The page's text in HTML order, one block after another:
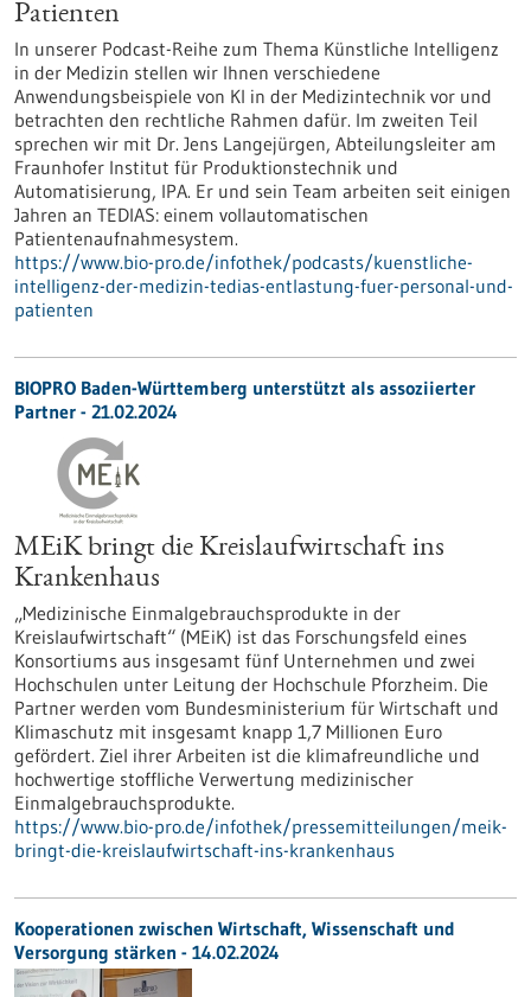
Patienten
In unserer Podcast-Reihe zum Thema Künstliche Intelligenz
in der Medizin stellen wir Ihnen verschiedene
Anwendungsbeispiele von KI in der Medizintechnik vor und
betrachten den rechtliche Rahmen dafür. Im zweiten Teil
sprechen wir mit Dr. Jens Langejürgen, Abteilungsleiter am
Fraunhofer Institut für Produktionstechnik und
Automatisierung, IPA. Er und sein Team arbeiten seit einigen
Jahren an TEDIAS: einem vollautomatischen
Patientenaufnahmesystem.
https://www.bio-pro.de/infothek/podcasts/kuenstliche-
intelligenz-der-medizin-tedias-entlastung-fuer-personal-und-
patienten
BIOPRO Baden-Württemberg unterstützt als assoziierter
Partner - 21.02.2024
MEiK bringt die Kreislaufwirtschaft ins
Krankenhaus
„Medizinische Einmalgebrauchsprodukte in der
Kreislaufwirtschaft“ (MEiK) ist das Forschungsfeld eines
Konsortiums aus insgesamt fünf Unternehmen und zwei
Hochschulen unter Leitung der Hochschule Pforzheim. Die
Partner werden vom Bundesministerium für Wirtschaft und
Klimaschutz mit insgesamt knapp 1,7 Millionen Euro
gefördert. Ziel ihrer Arbeiten ist die klimafreundliche und
hochwertige stoffliche Verwertung medizinischer
Einmalgebrauchsprodukte.
https://www.bio-pro.de/infothek/pressemitteilungen/meik-
bringt-die-kreislaufwirtschaft-ins-krankenhaus
Kooperationen zwischen Wirtschaft, Wissenschaft und
Versorgung stärken - 14.02.2024